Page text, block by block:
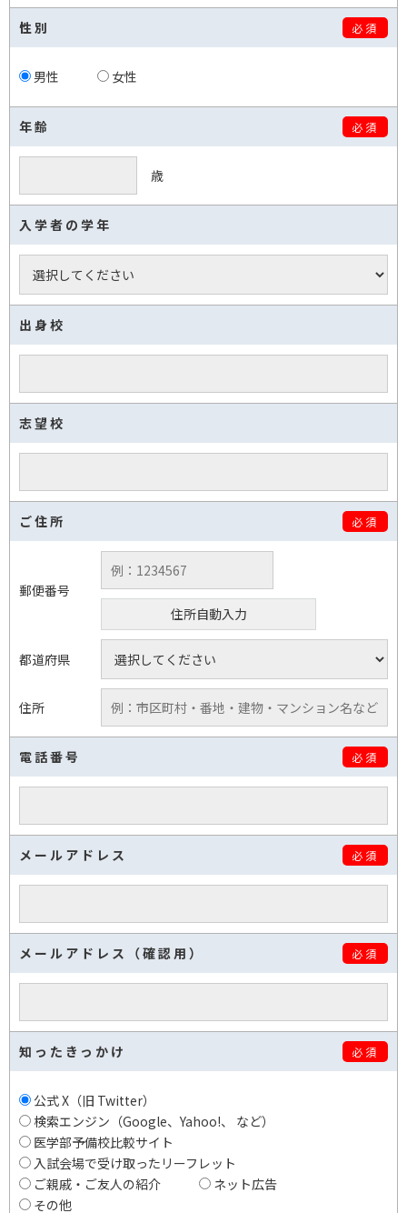
性別 必須
男性 女性
年齢 必須
歳
入学者の学年
出身校
志望校
ご住所 必須
郵便番号
住所自動入力
都道府県
住所
電話番号 必須
メールアドレス 必須
メールアドレス（確認用） 必須
知ったきっかけ 必須
公式 X（旧 Twitter）
検索エンジン（Google、Yahoo!、 など）
医学部予備校比較サイト
入試会場で受け取ったリーフレット
ご親戚・ご友人の紹介
ネット広告
その他